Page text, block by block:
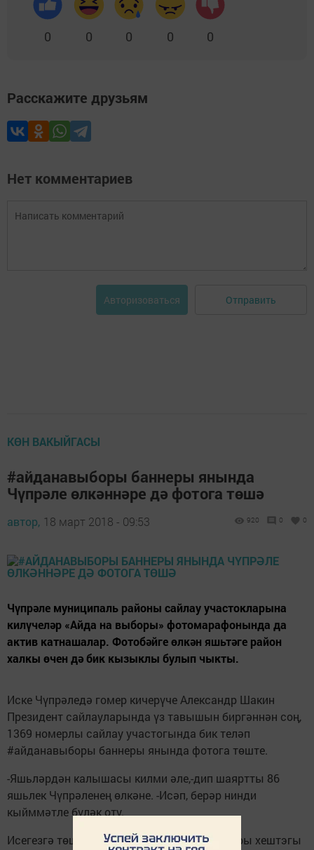
0 0 0 0 0
Расскажите друзьям
Нет комментариев
Авторизоваться Отправить
КӨН ВАКЫЙГАСЫ
#айданавыборы баннеры янында
Чүпрәле өлкәннәре дә фотога төшә
автор, 18 март 2018 - 09:53 920 0 0
Чүпрәле муниципаль районы сайлау участокларына
килүчеләр «Айда на выборы» фотомарафонында да
актив катнашалар. Фотобәйге өлкән яшьтәге район
халкы өчен дә бик кызыклы булып чыкты.
Иске Чүпрәледә гомер кичерүче Александр Шакин
Президент сайлауларында үз тавышын биргәннән соң,
1369 номерлы сайлау участогында бик теләп
#айданавыборы баннеры янында фотога төште.
-Яшьләрдән калышасы килми әле,-дип шаяртты 86
яшьлек Чүпрәленең өлкәне. -Исәп, берәр нинди
кыйммәтле бүләк оту.
Исегезгә төшерәбез, фотоны #айданавыборы хештэгы